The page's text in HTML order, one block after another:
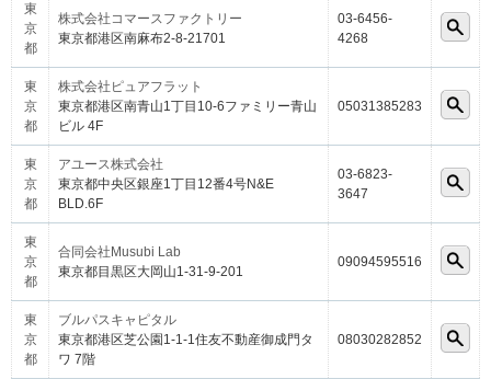
東
京
都
株式会社コマースファクトリー
東京都港区南麻布2-8-21701
03-6456-
4268
東
京
都
株式会社ピュアフラット
東京都港区南青山1丁目10-6ファミリー青山
ビル 4F
05031385283
東
京
都
アユース株式会社
東京都中央区銀座1丁目12番4号N&E
BLD.6F
03-6823-
3647
東
京
都
合同会社Musubi Lab
東京都目黒区大岡山1-31-9-201
09094595516
東
京
都
ブルパスキャピタル
東京都港区芝公園1-1-1住友不動産御成門タ
ワ 7階
08030282852